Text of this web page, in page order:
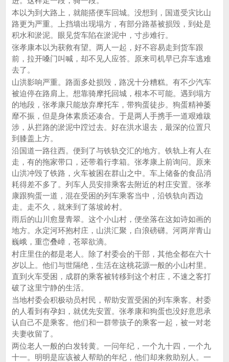
本以为到大路上，就能搭便车回城。没想到，国道受灾比山
路更为严重。上挡墙出现塌方，有部分路基被损毁，到处是
积水和淤泥。眼见货车陷在淤泥中，寸步难行。
张孝康本以为获救有望。两人一起，好不容易走到货车跟
前，拉开嗓门叫喊，却不见人应答。原来司机早已弃车逃难
去了。
山洪影响严重。路面多处损毁，路况十分糟糕。有不少汽车
被迫停在路肩上。想靠骑摩托回城，根本不可能。遇到塌方
的地段，张孝康只能放弃摩托车，带狗蛋徒步。狗蛋精神萎
靡不振，但是身体素质还凑合。于是两人手携手一道艰难跋
涉，从拦路的淤泥中蹚过去。好在洪水退去，最深的位置只
到膝盖上方。
沿国道一路往西。便到了与铁轨交汇的地方。铁轨上有人在
走，有的拖家带口，还带着行李箱。张孝康上前询问。原来
山洪冲毁了铁路，火车被困在群山之中。车上储备的食品消
耗得差不多了。列车人员安排乘客去附近的村庄安置。张孝
康跟狗蛋一道，混在受困的列车乘客当中，沿铁轨向西边
走。走不久，就来到了落坡岭村。
雨后的山川愈显青翠。这个小山村，便坐落在这如诗如画的
地方。永定河环抱村庄，山洪汇聚，白浪磅礴。河两岸青山
巍峨，重峦叠嶂，苍翠欲滴。
村庄里住的都是老人。除了村委会的干部，其他全都在六十
岁以上。他们与世隔绝，生活在这桃花源一般的小山村里。
直到火车受困，成群的乘客被转移到这个村庄，不速之客打
破了这里宁静的生活。
当地村委会积极动员村民，帮助安置受困的列车乘客。村委
的人看到有孕妇，就优先安置。张孝康和狗蛋也没好意思承
认自己不是乘客。他们和一群带孩子的乘客一起，被一对老
夫妻收留了。
两位老人一般的白发转黄。一问年纪，一个九十四，一个九
十一。明明是应该被人帮助的年纪，他们却来救助别人。一